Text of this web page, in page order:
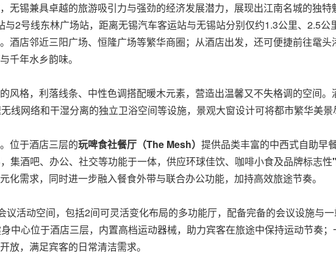
无锡兼具卓越的旅游吸引力与强劲的经济发展潜力，展现出江南名城的独
与2号线东林广场站，距离无锡汽车客运站与无锡站分别仅约1.3公里、2.5
酒店邻近三阳广场、恒隆广场等繁华商圈；从酒店出发，还可便捷前往鼋
千年水乡韵味。
风格，利落线条、中性色调搭配暖木元素，营造出温馨又不失格调的空间。
线网络和干湿分离的独立卫浴空间等设施，景观大窗设计可将都市繁华美景
位于酒店三层的玩啤食社餐厅（The Mesh） 提供品类丰富的中西式自助早
集酒吧、办公、社交等功能于一体，供应环球佳饮、咖啡小食及品牌标志性
化需求，同时进一步融入餐食外带与联合办公功能，加持高效旅途节奏。
议活动空间，包括2间可灵活变化布局的多功能厅，配备完备的会议设施与
中心位于酒店三层，内置高档运动器械，助力宾客在旅途中保持运动节奏
放，满足宾客的日常清洁需求。